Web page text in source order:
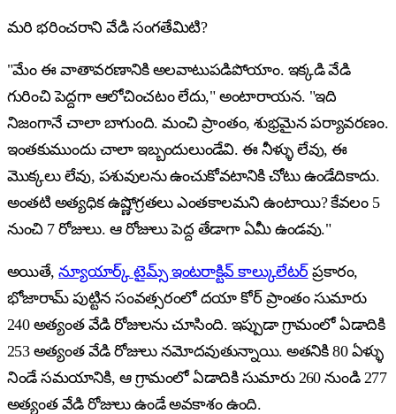
మరి భరించరాని వేడి సంగతేమిటి?
"మేం ఈ వాతావరణానికి అలవాటుపడిపోయాం. ఇక్కడి వేడి
గురించి పెద్దగా ఆలోచించటం లేదు," అంటారాయన. "ఇది
నిజంగానే చాలా బాగుంది. మంచి ప్రాంతం, శుభ్రమైన పర్యావరణం.
ఇంతకుముందు చాలా ఇబ్బందులుండేవి. ఈ నీళ్ళు లేవు, ఈ
మొక్కలు లేవు, పశువులను ఉంచుకోవటానికి చోటు ఉండేదికాదు.
అంతటి అత్యధిక ఉష్ణోగ్రతలు ఎంతకాలమని ఉంటాయి? కేవలం 5
నుంచి 7 రోజులు. ఆ రోజులు పెద్ద తేడాగా ఏమీ ఉండవు."
అయితే,న్యూయార్క్ టైమ్స్ ఇంటరాక్టివ్ కాల్కులేటర్ప్రకారం,
భోజారామ్ పుట్టిన సంవత్సరంలో దయా కోర్ ప్రాంతం సుమారు
240 అత్యంత వేడి రోజులను చూసింది. ఇప్పుడా గ్రామంలో ఏడాదికి
253 అత్యంత వేడి రోజులు నమోదవుతున్నాయి. అతనికి 80 ఏళ్ళు
నిండే సమయానికి, ఆ గ్రామంలో ఏడాదికి సుమారు 260 నుండి 277
అత్యంత వేడి రోజులు ఉండే అవకాశం ఉంది.